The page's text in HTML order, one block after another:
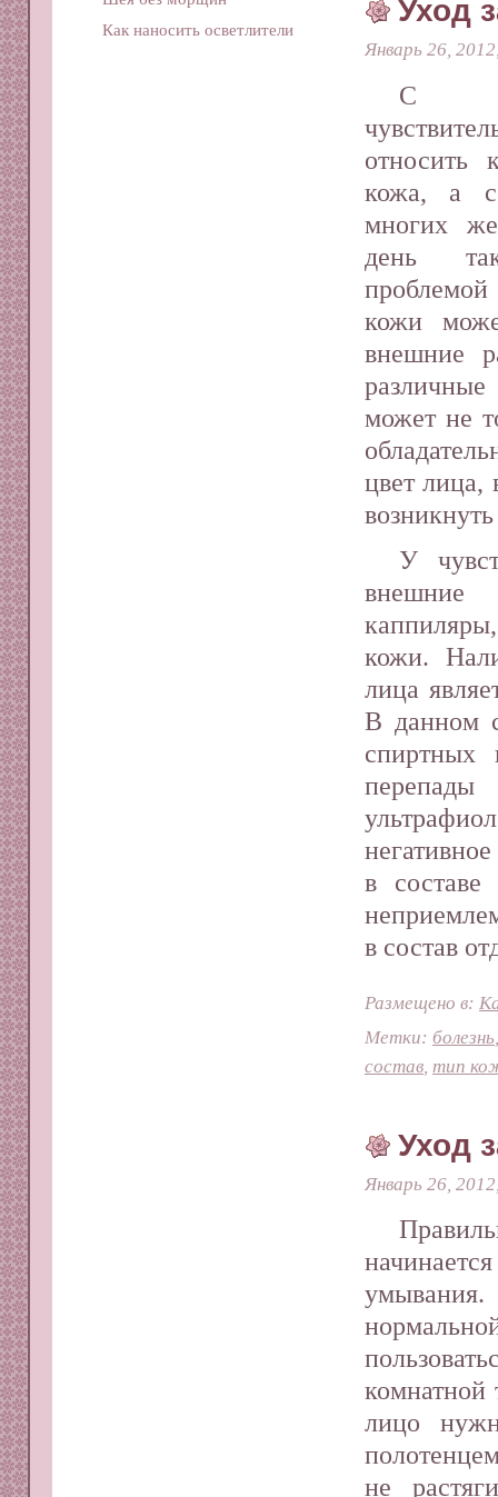
Уход
Январь 26,
С
относить
кожа, а с
многих
день
кожи
внешние
может не
цвет лица,
У
внешние
кожи.
лица
В данном
спиртных
в
в состав
Размещено в:
Метки: болезнь
состав тип
Уход
Январь 26,
комнатной
лицо
не
Как наносить осветлители